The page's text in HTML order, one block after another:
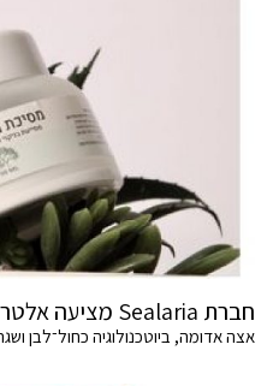
חברת Sealaria מציעה אלטרנטיבה מדעית לשוק הטיפוח
אצה אדומה, ביוטכנולוגיה כחול־לבן